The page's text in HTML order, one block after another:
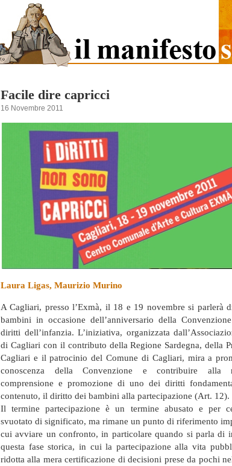
Facile dire capricci
16 Novembre 2011
Laura Ligas, Maurizio Murino
A Cagliari, presso l’Exmà, il 18 e 19 novembre si parlerà
bambini in occasione dell’anniversario della
diritti dell’infanzia. L’iniziativa, organizzata
di Cagliari con il contributo della Regione Sardegna,della
Cagliari e il patrocinio del Comune di Cagliari, mira a
conoscenza della Convenzione e contribuire alla
comprensione e promozione di uno dei diritti
contenuto, il diritto dei bambini alla partecipazione (Art. 12).
Il termine partecipazione è un termine abusato e per
svuotato di significato, ma rimane un punto di riferimento
cui avviare un confronto, in particolare quando si parla di
questa fase storica, in cui la partecipazione alla vita
ridotta alla mera certificazione di decisioni prese da pochi